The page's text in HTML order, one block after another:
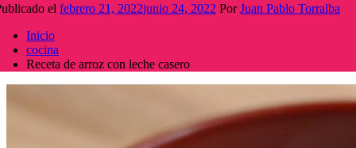
el febrero 21, 2022junio 24, 2022 PorJuan Pablo Torralba
Inicio
cocina
Receta de arroz con leche casero